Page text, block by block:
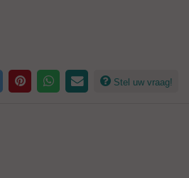
Stel uw vraag!